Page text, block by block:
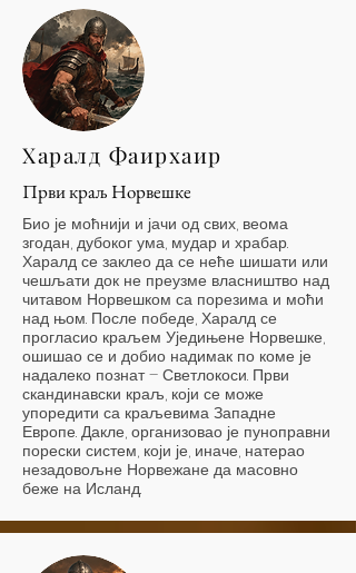
Харалд Фаирхаир
Први краљ Норвешке
Био је моћнији и јачи од свих, веома
згодан, дубоког ума, мудар и храбар.
Харалд се заклео да се неће шишати или
чешљати док не преузме власништво над
читавом Норвешком са порезима и моћи
над њом. После победе, Харалд се
прогласио краљем Уједињене Норвешке,
ошишао се и добио надимак по коме је
надалеко познат – Светлокоси. Први
скандинавски краљ, који се може
упоредити са краљевима Западне
Европе. Дакле, организовао је пуноправни
порески систем, који је, иначе, натерао
незадовољне Норвежане да масовно
беже на Исланд.